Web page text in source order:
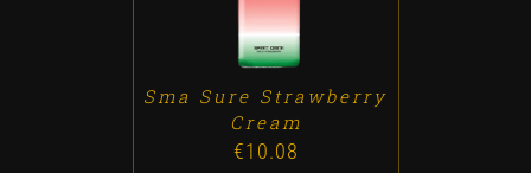
Sma Sure Strawberry
Cream
€10.08